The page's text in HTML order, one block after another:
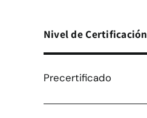
Nivel de Certificación
Precertificado